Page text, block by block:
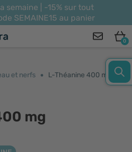
semaine | -15% sur tout
SEMAINE15 au panier
0
et nerfs L-Théanine 400 mg
mg